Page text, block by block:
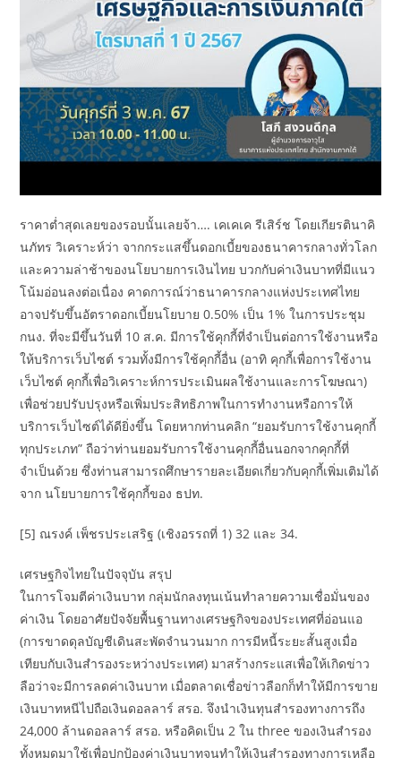
ราคาต่ำสุดเลยของรอบนั้นเลยจ้า…. เคเคเค รีเสิร์ช โดยเกียรตินาคิ
นภัทร วิเคราะห์ว่า จากกระแสขึ้นดอกเบี้ยของธนาคารกลางทั่วโลก
และความล่าช้าของนโยบายการเงินไทย บวกกับค่าเงินบาทที่มีแนว
โน้มอ่อนลงต่อเนื่อง คาดการณ์ว่าธนาคารกลางแห่งประเทศไทย
อาจปรับขึ้นอัตราดอกเบี้ยนโยบาย 0.50% เป็น 1% ในการประชุม
กนง. ที่จะมีขึ้นวันที่ 10 ส.ค. มีการใช้คุกกี้ที่จำเป็นต่อการใช้งานหรือ
ให้บริการเว็บไซต์ รวมทั้งมีการใช้คุกกี้อื่น (อาทิ คุกกี้เพื่อการใช้งาน
เว็บไซต์ คุกกี้เพื่อวิเคราะห์การประเมินผลใช้งานและการโฆษณา)
เพื่อช่วยปรับปรุงหรือเพิ่มประสิทธิภาพในการทำงานหรือการให้
บริการเว็บไซต์ได้ดียิ่งขึ้น โดยหากท่านคลิก “ยอมรับการใช้งานคุกกี้
ทุกประเภท” ถือว่าท่านยอมรับการใช้งานคุกกี้อื่นนอกจากคุกกี้ที่
จำเป็นด้วย ซึ่งท่านสามารถศึกษารายละเอียดเกี่ยวกับคุกกี้เพิ่มเติมได้
จาก นโยบายการใช้คุกกี้ของ ธปท.
[5] ณรงค์ เพ็ชรประเสริฐ (เชิงอรรถที่ 1) 32 และ 34.
เศรษฐกิจไทยในปัจจุบัน สรุป
ในการโจมตีค่าเงินบาท กลุ่มนักลงทุนเน้นทำลายความเชื่อมั่นของ
ค่าเงิน โดยอาศัยปัจจัยพื้นฐานทางเศรษฐกิจของประเทศที่อ่อนแอ
(การขาดดุลบัญชีเดินสะพัดจำนวนมาก การมีหนี้ระยะสั้นสูงเมื่อ
เทียบกับเงินสำรองระหว่างประเทศ) มาสร้างกระแสเพื่อให้เกิดข่าว
ลือว่าจะมีการลดค่าเงินบาท เมื่อตลาดเชื่อข่าวลือกก็ทำให้มีการขาย
เงินบาทหนีไปถือเงินดอลลาร์ สรอ. จึงนำเงินทุนสำรองทางการถึง
24,000 ล้านดอลลาร์ สรอ. หรือคิดเป็น 2 ใน three ของเงินสำรอง
ทั้งหมดมาใช้เพื่อปกป้องค่าเงินบาทจนทำให้เงินสำรองทางการเหลือ